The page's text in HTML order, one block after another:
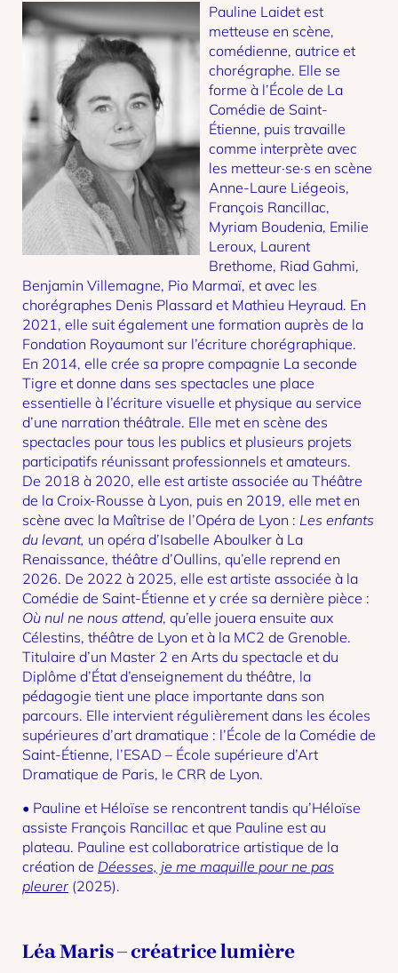
Pauline Laidet est
metteuse en scène,
comédienne, autrice et
chorégraphe. Elle se
forme à l’École de La
Comédie de Saint-
Étienne, puis travaille
comme interprète avec
les metteur·se·s en scène
Anne-Laure Liégeois,
François Rancillac,
Myriam Boudenia, Emilie
Leroux, Laurent
Brethome, Riad Gahmi,
Benjamin Villemagne, Pio Marmaï, et avec les
chorégraphes Denis Plassard et Mathieu Heyraud. En
2021, elle suit également une formation auprès de la
Fondation Royaumont sur l’écriture chorégraphique.
En 2014, elle crée sa propre compagnie La seconde
Tigre et donne dans ses spectacles une place
essentielle à l’écriture visuelle et physique au service
d’une narration théâtrale. Elle met en scène des
spectacles pour tous les publics et plusieurs projets
participatifs réunissant professionnels et amateurs.
De 2018 à 2020, elle est artiste associée au Théâtre
de la Croix-Rousse à Lyon, puis en 2019, elle met en
scène avec la Maîtrise de l’Opéra de Lyon : Les enfants
du levant, un opéra d’Isabelle Aboulker à La
Renaissance, théâtre d’Oullins, qu’elle reprend en
2026. De 2022 à 2025, elle est artiste associée à la
Comédie de Saint-Étienne et y crée sa dernière pièce :
Où nul ne nous attend, qu’elle jouera ensuite aux
Célestins, théâtre de Lyon et à la MC2 de Grenoble.
Titulaire d’un Master 2 en Arts du spectacle et du
Diplôme d’État d’enseignement du théâtre, la
pédagogie tient une place importante dans son
parcours. Elle intervient régulièrement dans les écoles
supérieures d’art dramatique : l’École de la Comédie de
Saint-Étienne, l’ESAD – École supérieure d’Art
Dramatique de Paris, le CRR de Lyon.
• Pauline et Héloïse se rencontrent tandis qu’Héloïse
assiste François Rancillac et que Pauline est au
plateau. Pauline est collaboratrice artistique de la
création de Déesses, je me maquille pour ne pas
pleurer (2025).
Léa Maris – créatrice lumière